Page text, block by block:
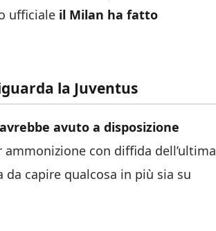
ufficiale il Milan ha fatto
la Juventus
avuto a disposizione
con diffida dell’ultima
capire qualcosa in più sia su